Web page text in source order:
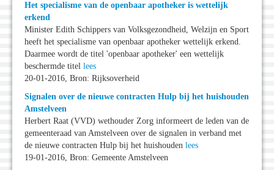
Het specialisme van de openbaar apotheker is wettelijk
erkend
Minister Edith Schippers van Volksgezondheid, Welzijn en Sport
heeft het specialisme van openbaar apotheker wettelijk erkend.
Daarmee wordt de titel 'openbaar apotheker' een wettelijk
beschermde titel lees
20-01-2016, Bron: Rijksoverheid
Signalen over de nieuwe contracten Hulp bij het huishouden
Amstelveen
Herbert Raat (VVD) wethouder Zorg informeert de leden van de
gemeenteraad van Amstelveen over de signalen in verband met
de nieuwe contracten Hulp bij het huishouden lees
19-01-2016, Bron: Gemeente Amstelveen